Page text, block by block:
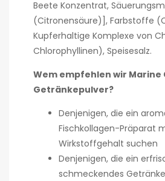
Beete Konzentrat,
(Citronensäure)], Farbstoffe
Kupferhaltige Komplexe von
Chlorophyllinen), Speisesalz.
Wem empfehlen wir Marine
Getränkepulver?
Denjenigen, die ein
Fischkollagen-Präparat
Wirkstoffgehalt suchen
Denjenigen, die ein
schmeckendes